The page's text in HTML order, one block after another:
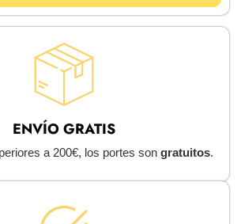
ENVÍO GRATIS
a 200€, los portes son gratuitos.